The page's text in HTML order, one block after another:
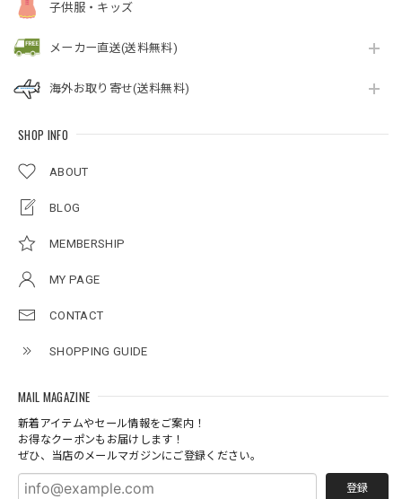
子供服・キッズ
メーカー直送(送料無料)
海外お取り寄せ(送料無料)
SHOP INFO
ABOUT
BLOG
MEMBERSHIP
MY PAGE
CONTACT
SHOPPING GUIDE
MAIL MAGAZINE
新着アイテムやセール情報をご案内！
お得なクーポンもお届けします！
ぜひ、当店のメールマガジンにご登録ください。
登録